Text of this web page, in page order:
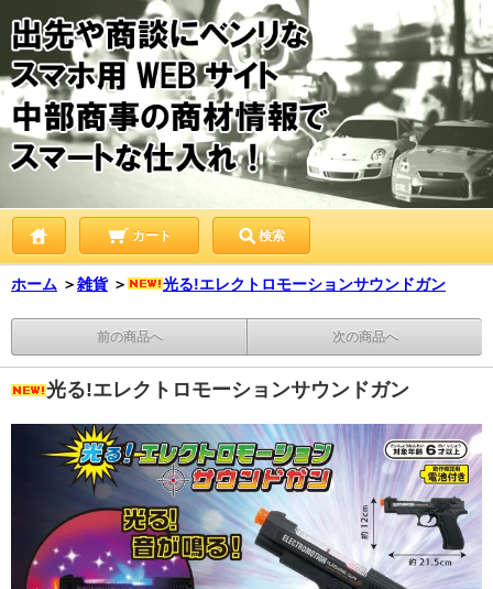
カート 検索
ホーム ＞雑貨 ＞ 光る!エレクトロモーションサウンドガン
前の商品へ 次の商品へ
光る!エレクトロモーションサウンドガン